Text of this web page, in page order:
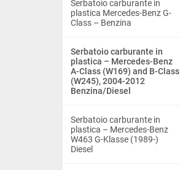
Serbatoio carburante in
plastica Mercedes-Benz G-
Class – Benzina
Serbatoio carburante in
plastica – Mercedes-Benz
A-Class (W169) and B-Class
(W245), 2004-2012
Benzina/Diesel
Serbatoio carburante in
plastica – Mercedes-Benz
W463 G-Klasse (1989-)
Diesel